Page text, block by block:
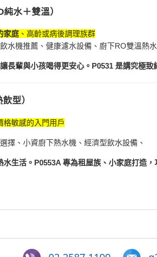
水＋雙溫）
家庭 、高齡或病後調理族群
水機推薦、健康濾水設備、廚下RO雙溫熱
長輩與小孩喝得更安心。P0531 是講究極致
型）
格敏感的入門用戶
擇、小資廚下熱水機、經濟型飲水設備、
水生活。P0553A 專為租屋族、小家庭打造，